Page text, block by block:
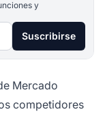
y
Suscribirse
Mercado
competidores